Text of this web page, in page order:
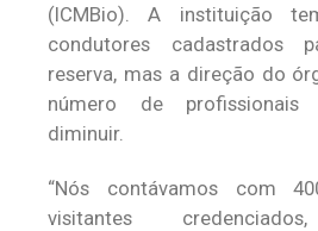
(ICMBio). A instituição
condutores cadastrados
reserva, mas a direção do
número de profissionais
diminuir.
“Nós contávamos com
visitantes